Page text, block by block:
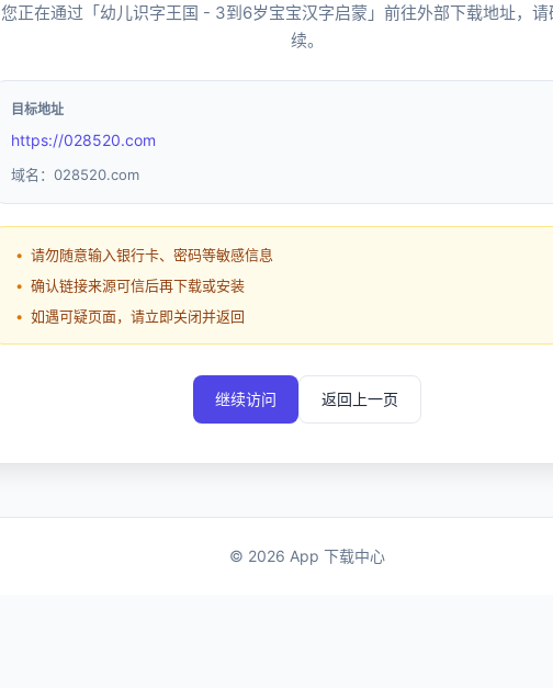
您正在通过「幼儿识字王国 - 3到6岁宝宝汉字启蒙」前往外部下载地址，请
续。
目标地址
https://028520.com
域名：028520.com
请勿随意输入银行卡、密码等敏感信息
确认链接来源可信后再下载或安装
如遇可疑页面，请立即关闭并返回
继续访问 返回上一页
© 2026 App 下载中心